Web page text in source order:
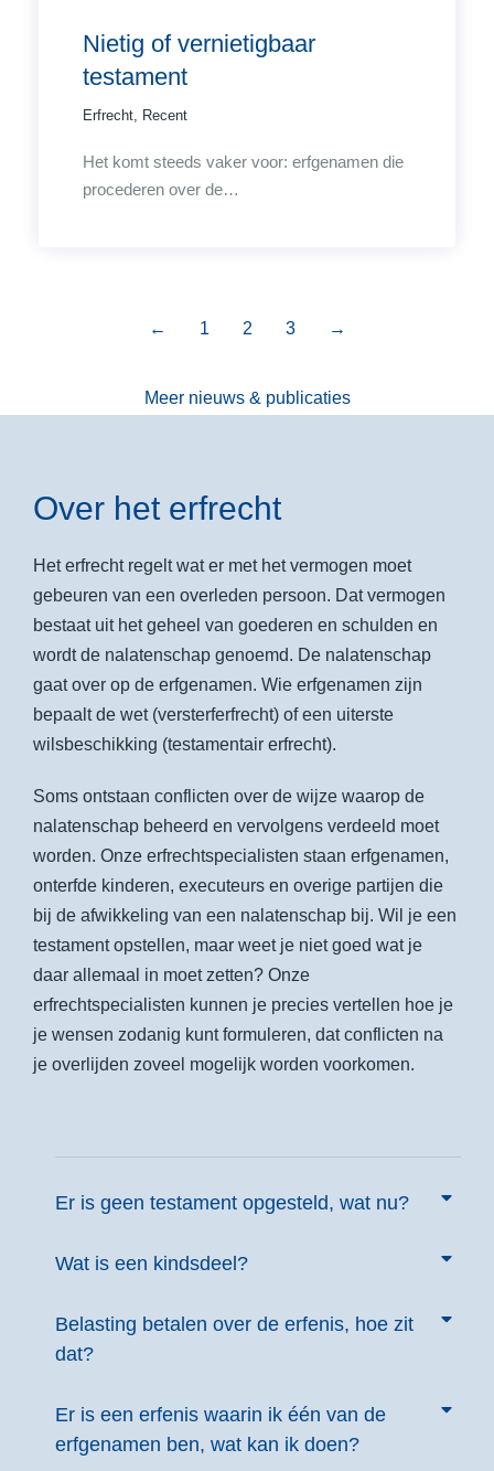
Nietig of vernietigbaar
testament
Erfrecht, Recent
Het komt steeds vaker voor: erfgenamen die
procederen over de…
← 1 2 3 →
Meer nieuws & publicaties
Over het erfrecht
Het erfrecht regelt wat er met het vermogen moet
gebeuren van een overleden persoon. Dat vermogen
bestaat uit het geheel van goederen en schulden en
wordt de nalatenschap genoemd. De nalatenschap
gaat over op de erfgenamen. Wie erfgenamen zijn
bepaalt de wet (versterferfrecht) of een uiterste
wilsbeschikking (testamentair erfrecht).
Soms ontstaan conflicten over de wijze waarop de
nalatenschap beheerd en vervolgens verdeeld moet
worden. Onze erfrechtspecialisten staan erfgenamen,
onterfde kinderen, executeurs en overige partijen die
bij de afwikkeling van een nalatenschap bij. Wil je een
testament opstellen, maar weet je niet goed wat je
daar allemaal in moet zetten? Onze
erfrechtspecialisten kunnen je precies vertellen hoe je
je wensen zodanig kunt formuleren, dat conflicten na
je overlijden zoveel mogelijk worden voorkomen.
Er is geen testament opgesteld, wat nu?
Wat is een kindsdeel?
Belasting betalen over de erfenis, hoe zit
dat?
Er is een erfenis waarin ik één van de
erfgenamen ben, wat kan ik doen?